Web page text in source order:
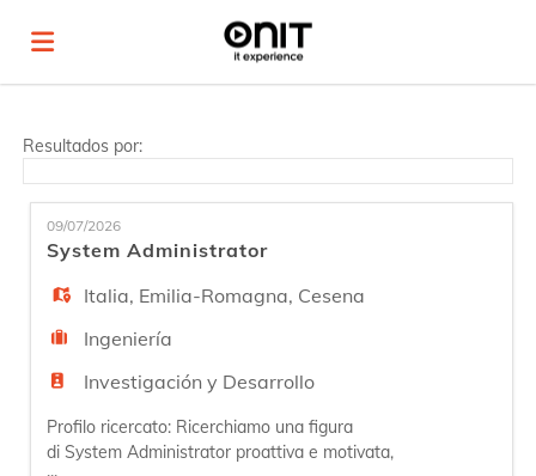
Lista
ofertas
de
trabajo
Subir
CV
Acceso
Idioma
Resultados por:
09/07/2026
System Administrator
Italia, Emilia-Romagna, Cesena
Ingeniería
Investigación y Desarrollo
Profilo ricercato: Ricerchiamo una figura
di System Administrator proattiva e motivata,
...